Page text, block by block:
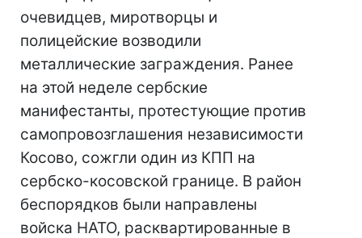
очевидцев, миротворцы и
полицейские возводили
металлические заграждения. Ранее
на этой неделе сербские
манифестанты, протестующие против
самопровозглашения независимости
Косово, сожгли один из КПП на
сербско-косовской границе. В район
беспорядков были направлены
войска НАТО, расквартированные в